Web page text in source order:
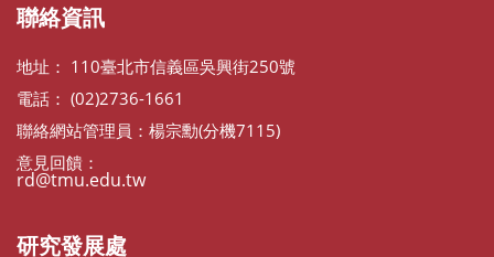
聯絡資訊
地址： 110臺北市信義區吳興街250號
電話： (02)2736-1661
聯絡網站管理員：楊宗勳(分機7115)
意見回饋：
rd@tmu.edu.tw
研究發展處